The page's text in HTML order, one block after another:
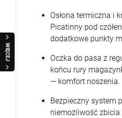
WIĘCEJ
Osłona termiczna i
Picatinny pod
dodatkowe punkty
Oczka do pasa z
końcu rury
— komfort noszenia.
Bezpieczny system
niemożliwość